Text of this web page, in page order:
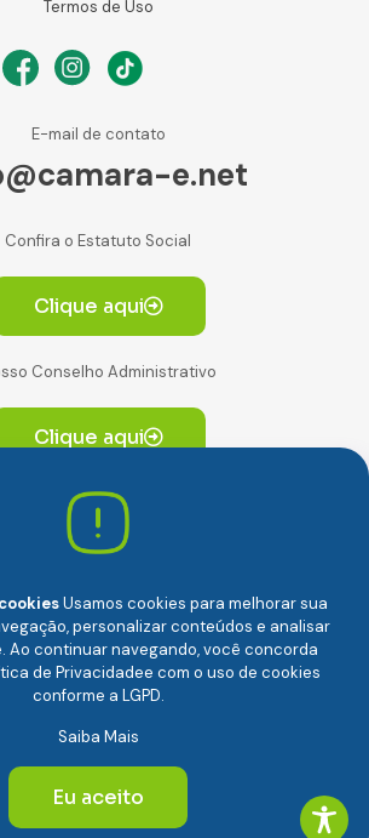
Termos de Uso
E-mail de contato
e.net
Confira o Estatuto Social
Clique aqui
Conselho Administrativo
Clique aqui
2064. Conjunto 14, (Edifício Paulista) -
928 Consolação – São Paulo/SP
da Economia Digital (camara-e.net) |
Usamos cookies para melhorar sua
personalizar conteúdos e analisar
Ao continuar navegando, você concorda
de Privacidadee com o uso de cookies
conforme a LGPD.
Saiba Mais
Eu aceito